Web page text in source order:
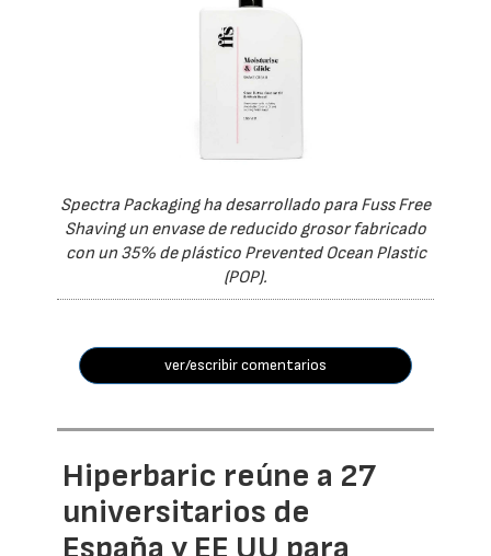
Spectra Packaging ha desarrollado para Fuss Free
Shaving un envase de reducido grosor fabricado
con un 35% de plástico Prevented Ocean Plastic
(POP).
ver/escribir comentarios
Hiperbaric reúne a 27
universitarios de